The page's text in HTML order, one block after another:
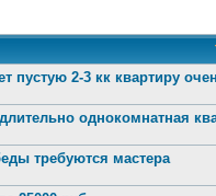
пустую 2-3 кк квартиру
однокомнатная
требуются мастера